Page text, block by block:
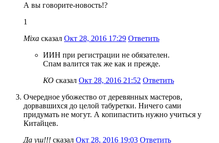
А вы говорите-новость!?
1
Mixa сказал Окт 28, 2016 17:29 Ответить
ИИН при регистрации не обязателен.
Спам валится так же как и прежде.
КО сказал Окт 28, 2016 21:52 Ответить
Очередное убожество от деревянных мастеров,
дорвавшихся до целой табуретки. Ничего сами
придумать не могут. А копипастить нужно учиться у
Китайцев.
Да уш!!! сказал Окт 28, 2016 19:03 Ответить